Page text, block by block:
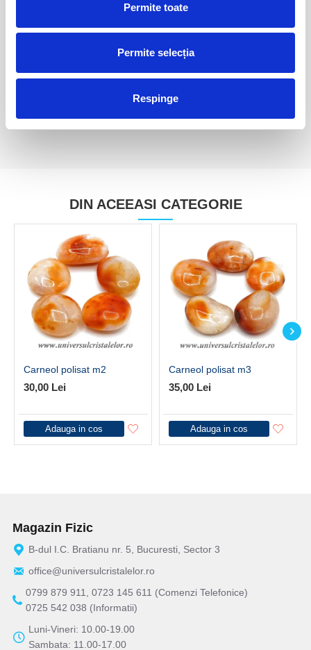
Permite toate
Permite selecția
Respinge
Carneol polisat m2
30,00 Lei
Carneol polisat m3
35,00 Lei
DIN ACEEASI CATEGORIE
Carneol polisat m2
30,00 Lei
Adauga in cos
Carneol polisat m3
35,00 Lei
Adauga in cos
Magazin Fizic
B-dul I.C. Bratianu nr. 5, Bucuresti, Sector 3
office@universulcristalelor.ro
0799 879 911, 0723 145 611 (Comenzi Telefonice)
0725 542 038 (Informatii)
Luni-Vineri: 10.00-19.00
Sambata: 11.00-17.00